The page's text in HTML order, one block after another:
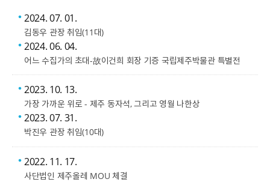
2024. 07. 01.
김동우 관장 취임(11대)
2024. 06. 04.
어느 수집가의 초대-故이건희 회장 기증 국립제주박물관 특별전​
2023. 10. 13.
가장 가까운 위로 - 제주 동자석, 그리고 영월 나한상​
2023. 07. 31.
박진우 관장 취임(10대)
2022. 11. 17.
사단법인 제주올레 MOU 체결